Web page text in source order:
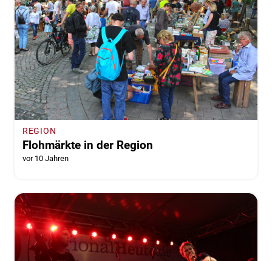
REGION
Flohmärkte in der Region
vor 10 Jahren